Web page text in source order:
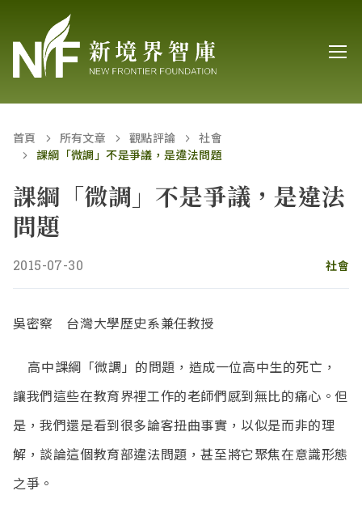
首頁 所有文章 觀點評論
社會
課綱「微調」不是爭議，是違法問題
課綱「微調」不是爭議，是違法
問題
2015-07-30 社會
吳密察 台灣大學歷史系兼任教授
高中課綱「微調」的問題，造成一位高中生的死亡，
讓我們這些在教育界裡工作的老師們感到無比的痛心。但
是，我們還是看到很多論客扭曲事實，以似是而非的理
解，談論這個教育部違法問題，甚至將它聚焦在意識形態
之爭。